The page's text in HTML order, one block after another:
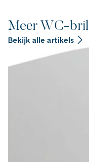
Meer WC-bril
Bekijk alle artikels